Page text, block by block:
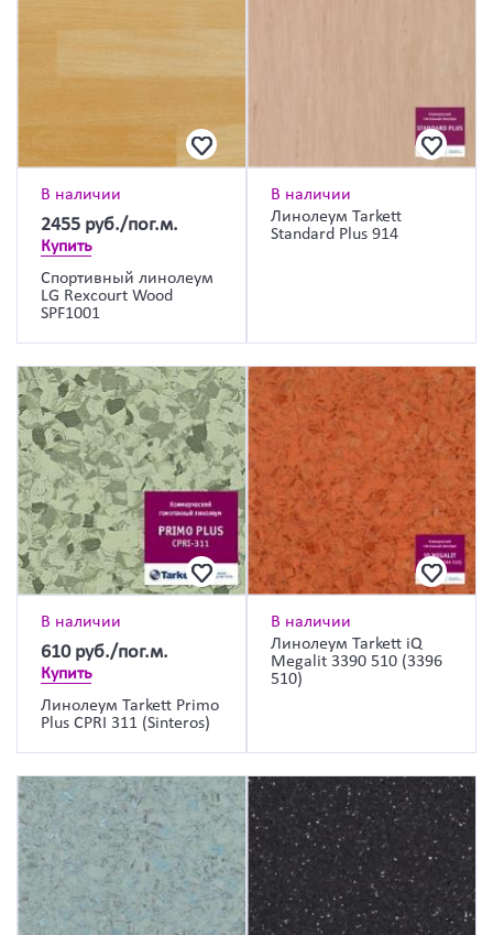
В наличии
2455 руб./пог.м.
Купить
Спортивный линолеум
LG Rexcourt Wood
SPF1001
В наличии
Линолеум Tarkett
Standard Plus 914
В наличии
610 руб./пог.м.
Купить
Линолеум Tarkett Primo
Plus CPRI 311 (Sinteros)
В наличии
Линолеум Tarkett iQ
Megalit 3390 510 (3396
510)